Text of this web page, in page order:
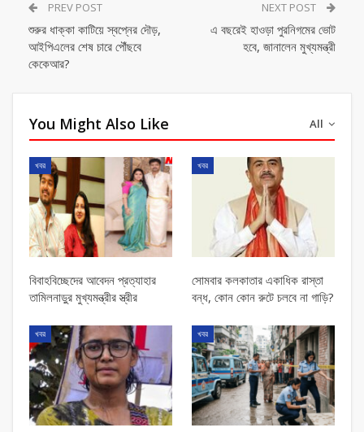
PREV POST
শুরুর ধাক্কা কাটিয়ে স্বপ্নের দৌড়,
আইপিএলের শেষ চারে পৌঁছবে
কেকেআর?
NEXT POST
এ বছরেই হাওড়া পুরনিগমের ভোট
হবে, জানালেন মুখ্যমন্ত্রী
All
You Might Also Like
খবর
বিবাহবিচ্ছেদের আবেদন প্রত্যাহার
তামিলনাড়ুর মুখ্যমন্ত্রীর স্ত্রীর
খবর
সোমবার কলকাতার একাধিক রাস্তা
বন্ধ, কোন কোন রুটে চলবে না গাড়ি?
খবর খবর